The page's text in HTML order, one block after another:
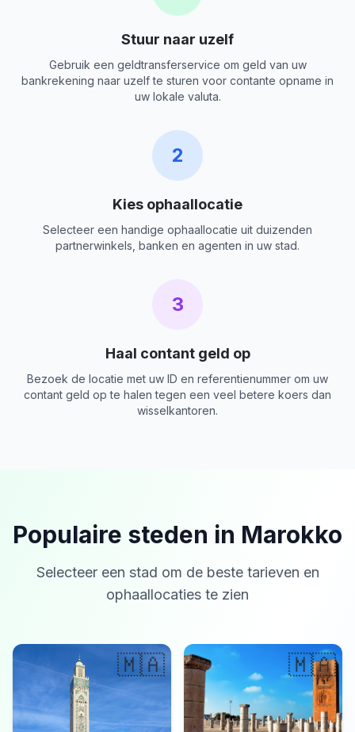
Stuur naar uzelf
Gebruik een geldtransferservice om geld van uw
bankrekening naar uzelf te sturen voor contante opname in
uw lokale valuta.
2
Kies ophaallocatie
Selecteer een handige ophaallocatie uit duizenden
partnerwinkels, banken en agenten in uw stad.
3
Haal contant geld op
Bezoek de locatie met uw ID en referentienummer om uw
contant geld op te halen tegen een veel betere koers dan
wisselkantoren.
Populaire steden in Marokko
Selecteer een stad om de beste tarieven en
ophaallocaties te zien
🇲🇦 🇲🇦